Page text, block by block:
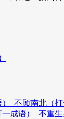
_不顾南北（
成语）_不重